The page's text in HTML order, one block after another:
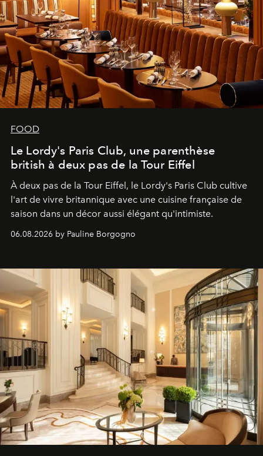
FOOD
Le Lordy's Paris Club, une parenthèse
british à deux pas de la Tour Eiffel
À deux pas de la Tour Eiffel, le Lordy's Paris Club cultive
l'art de vivre britannique avec une cuisine française de
saison dans un décor aussi élégant qu'intimiste.
06.08.2026 by Pauline Borgogno